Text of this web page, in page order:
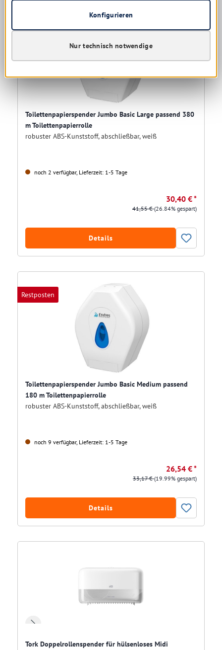
Toilettenpapierspender Jumbo Basic Large passend 380
m Toilettenpapierrolle
robuster ABS-Kunststoff, abschließbar, weiß
noch 2 verfügbar, Lieferzeit: 1-5 Tage
30,40 € *
41,55 €(26.84% gespart)
Details
Restposten
Toilettenpapierspender Jumbo Basic Medium passend
180 m Toilettenpapierrolle
robuster ABS-Kunststoff, abschließbar, weiß
noch 9 verfügbar, Lieferzeit: 1-5 Tage
26,54 € *
33,17 €(19.99% gespart)
Details
Tork Doppelrollenspender für hülsenloses Midi
Nur technisch notwendige
Konfigurieren